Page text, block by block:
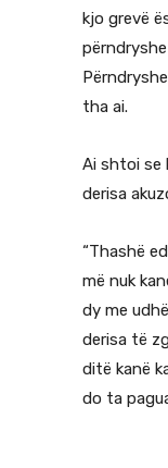
kjo grevë
tha ai.
Ai shtoi se
derisa
“Thashë
më nuk
dy me
derisa të
ditë kanë
do ta